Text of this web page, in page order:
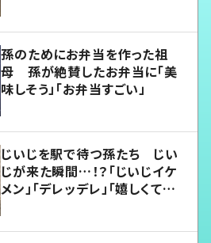
孫のためにお弁当を作った祖
母 孫が絶賛したお弁当に「美
味しそう」「お弁当すごい」
じいじを駅で待つ孫たち じい
じが来た瞬間…！？「じいじイケ
メン」「デレッデレ」「嬉しくて可